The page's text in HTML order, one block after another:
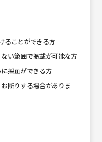
ることができる方
い範囲で掲載が可能な方
採血ができる方
断りする場合がありま